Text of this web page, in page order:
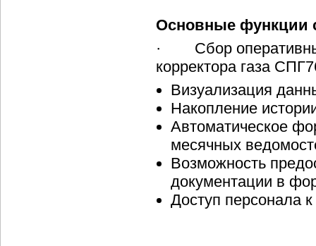
Основные функции
· Сбор
корректора газа
Визуализация
Накопление
Автоматическое
месячных
Возможность
документации в
Доступ персонала